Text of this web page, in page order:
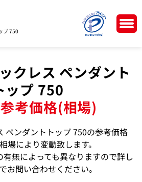
プ 750
クレス ペンダント
ップ 750
参考価格(相場)
ペンダントトップ 750の参考価格
場により変動致します。
無によっても異なりますので詳し
お問い合わせください。